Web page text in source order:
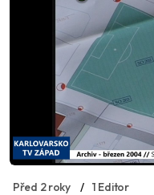
Před 2 roky 1 Editor